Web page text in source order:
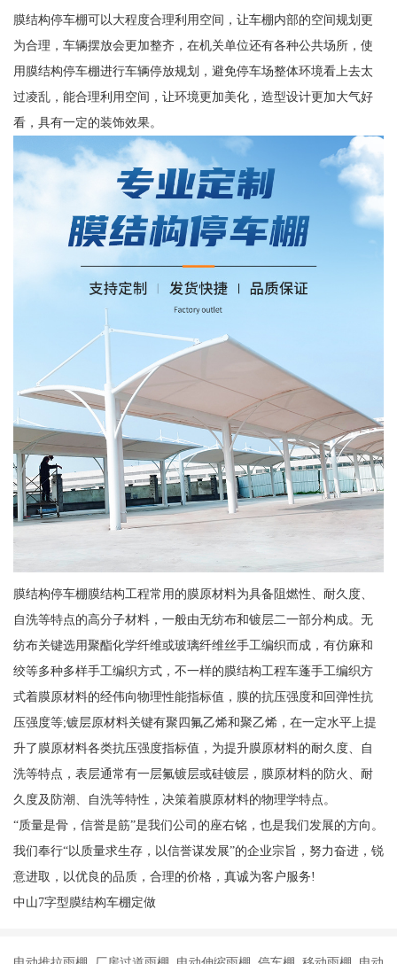
膜结构停车棚可以大程度合理利用空间，让车棚内部的空间规划更
为合理，车辆摆放会更加整齐，在机关单位还有各种公共场所，使
用膜结构停车棚进行车辆停放规划，避免停车场整体环境看上去太
过凌乱，能合理利用空间，让环境更加美化，造型设计更加大气好
看，具有一定的装饰效果。
膜结构停车棚膜结构工程常用的膜原材料为具备阻燃性、耐久度、
自洗等特点的高分子材料，一般由无纺布和镀层二一部分构成。无
纺布关键选用聚酯化学纤维或玻璃纤维丝手工编织而成，有仿麻和
绞等多种多样手工编织方式，不一样的膜结构工程车蓬手工编织方
式着膜原材料的经伟向物理性能指标值，膜的抗压强度和回弹性抗
压强度等;镀层原材料关键有聚四氟乙烯和聚乙烯，在一定水平上提
升了膜原材料各类抗压强度指标值，为提升膜原材料的耐久度、自
洗等特点，表层通常有一层氟镀层或硅镀层，膜原材料的防火、耐
久度及防潮、自洗等特性，决策着膜原材料的物理学特点。
“质量是骨，信誉是筋”是我们公司的座右铭，也是我们发展的方向。
我们奉行“以质量求生存，以信誉谋发展”的企业宗旨，努力奋进，锐
意进取，以优良的品质，合理的价格，真诚为客户服务!
中山7字型膜结构车棚定做